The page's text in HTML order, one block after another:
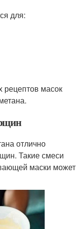
для:
рецептов масок
отлично
Такие смеси
маски может